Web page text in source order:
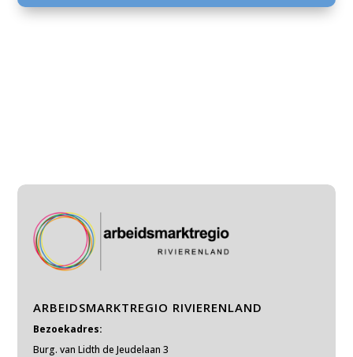
ARBEIDSMARKTREGIO RIVIERENLAND
Bezoekadres:
Burg. van Lidth de Jeudelaan 3